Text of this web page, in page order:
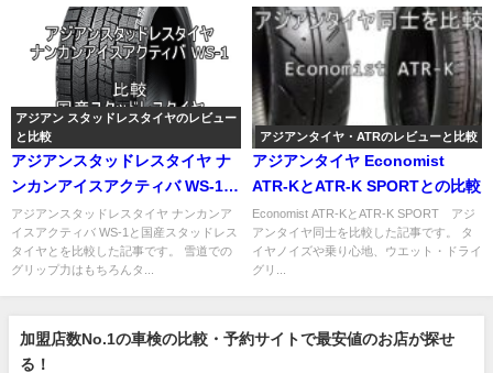
アジアン スタッドレスタイヤのレビュー
と比較
アジアンスタッドレスタイヤ ナ
ンカンアイスアクティバ WS-1と
国産との比較
アジアンスタッドレスタイヤ ナンカンア
イスアクティバ WS-1と国産スタッドレス
タイヤとを比較した記事です。 雪道での
グリップ力はもちろんタ...
アジアンタイヤ・ATRのレビューと比較
アジアンタイヤ Economist
ATR-KとATR-K SPORTとの比較
Economist ATR-KとATR-K SPORT アジ
アンタイヤ同士を比較した記事です。 タ
イヤノイズや乗り心地、ウエット・ドライ
グリ...
加盟店数No.1の車検の比較・予約サイトで最安値のお店が探せ
る！